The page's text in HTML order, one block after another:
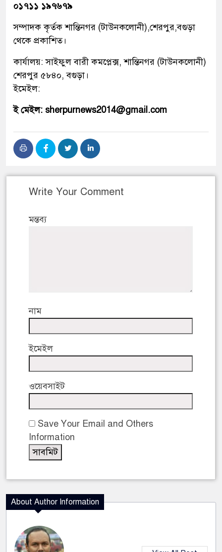
০১৭১১ ১৯৭৬৭৯
সম্পাদক কৃর্তক শান্তিনগর (টাউনকলোনী),শেরপুর,বগুড়া
থেকে প্রকাশিত।
কার্যালয়: সাইফুল বারী কমপ্লেক্স, শান্তিনগর (টাউনকলোনী)
শেরপুর ৫৮৪০, বগুড়া।
ইমেইল:
ই মেইল: sherpurnews2014@gmail.com
Write Your Comment
মন্তব্য
নাম
ইমেইল
ওয়েবসাইট
Save Your Email and Others
Information
About Author Information